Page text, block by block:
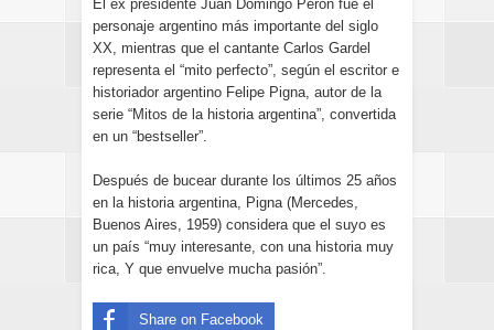
El ex presidente Juan Domingo Perón fue el
personaje argentino más importante del siglo
XX, mientras que el cantante Carlos Gardel
representa el “mito perfecto”, según el escritor e
historiador argentino Felipe Pigna, autor de la
serie “Mitos de la historia argentina”, convertida
en un “bestseller”.
Después de bucear durante los últimos 25 años
en la historia argentina, Pigna (Mercedes,
Buenos Aires, 1959) considera que el suyo es
un país “muy interesante, con una historia muy
rica, Y que envuelve mucha pasión”.
Share on Facebook